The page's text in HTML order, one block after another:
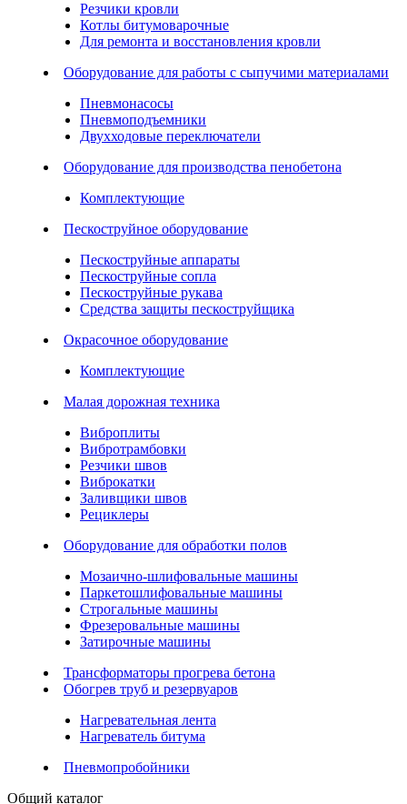
Резчики кровли
Котлы битумоварочные
Для ремонта и восстановления кровли
Оборудование для работы с сыпучими материалами
Пневмонасосы
Пневмоподъемники
Двухходовые переключатели
Оборудование для производства пенобетона
Комплектующие
Пескоструйное оборудование
Пескоструйные аппараты
Пескоструйные сопла
Пескоструйные рукава
Средства защиты пескоструйщика
Окрасочное оборудование
Комплектующие
Малая дорожная техника
Виброплиты
Вибротрамбовки
Резчики швов
Виброкатки
Заливщики швов
Рециклеры
Оборудование для обработки полов
Мозаично-шлифовальные машины
Паркетошлифовальные машины
Строгальные машины
Фрезеровальные машины
Затирочные машины
Трансформаторы прогрева бетона
Обогрев труб и резервуаров
Нагревательная лента
Нагреватель битума
Пневмопробойники
Общий каталог